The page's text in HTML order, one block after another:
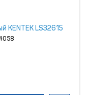
KENTEK LS32615